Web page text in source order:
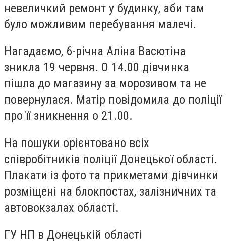
невеличкий ремонт у будинку, аби там
було можливим перебування малечі.
Нагадаємо, 6-річна Аліна Васютіна
зникла 19 червня. О 14.00 дівчинка
пішла до магазину за морозивом та не
повернулася. Матір повідомила до поліції
про її зникнення о 21.00.
На пошуки орієнтовано всіх
співробітників поліції Донецької області.
Плакати із фото та прикметами дівчинки
розміщені на блокпостах, залізничних та
автовокзалах області.
ГУ НП в Донецькій області